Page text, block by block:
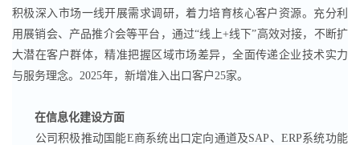
积极深入市场一线开展需求调研，着力培育核心客户资源。充分利
用展销会、产品推介会等平台，通过“线上+线下”高效对接，不断扩
大潜在客户群体，精准把握区域市场差异，全面传递企业技术实力
与服务理念。2025年，新增准入出口客户25家。
在信息化建设方面
公司积极推动国能E商系统出口定向通道及SAP、ERP系统功能